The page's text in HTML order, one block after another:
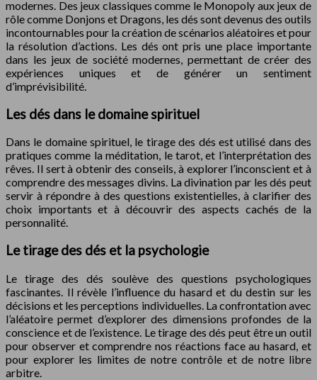
modernes. Des jeux classiques comme le Monopoly aux jeux de
rôle comme Donjons et Dragons, les dés sont devenus des outils
incontournables pour la création de scénarios aléatoires et pour
la résolution d’actions. Les dés ont pris une place importante
dans les jeux de société modernes, permettant de créer des
expériences uniques et de générer un sentiment
d’imprévisibilité.
Les dés dans le domaine spirituel
Dans le domaine spirituel, le tirage des dés est utilisé dans des
pratiques comme la méditation, le tarot, et l’interprétation des
rêves. Il sert à obtenir des conseils, à explorer l’inconscient et à
comprendre des messages divins. La divination par les dés peut
servir à répondre à des questions existentielles, à clarifier des
choix importants et à découvrir des aspects cachés de la
personnalité.
Le tirage des dés et la psychologie
Le tirage des dés soulève des questions psychologiques
fascinantes. Il révèle l’influence du hasard et du destin sur les
décisions et les perceptions individuelles. La confrontation avec
l’aléatoire permet d’explorer des dimensions profondes de la
conscience et de l’existence. Le tirage des dés peut être un outil
pour observer et comprendre nos réactions face au hasard, et
pour explorer les limites de notre contrôle et de notre libre
arbitre.